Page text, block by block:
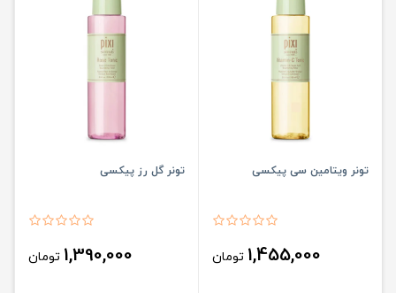
تونر ویتامین سی پیکسی
1,455,000 تومان
تونر گل رز پیکسی
1,390,000 تومان